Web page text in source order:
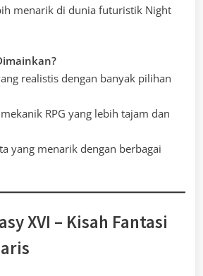
menarik di dunia futuristik Night
realistis dengan banyak pilihan
RPG yang lebih tajam dan
yang menarik dengan berbagai
XVI – Kisah Fantasi